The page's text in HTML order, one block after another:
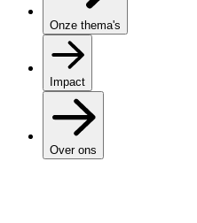
Onze thema's
Impact
Over ons